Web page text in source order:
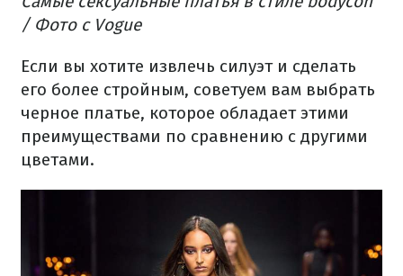
/ Фото с Vogue
Если вы хотите извлечь силуэт и сделать
его более стройным, советуем вам выбрать
черное платье, которое обладает этими
преимуществами по сравнению с другими
цветами.